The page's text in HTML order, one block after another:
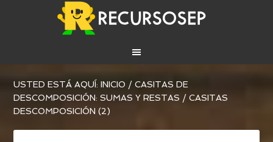
USTED ESTÁ AQUÍ:INICIO / CASITAS DE
DESCOMPOSICIÓN: SUMAS Y RESTAS / CASITAS
DESCOMPOSICIÓN (2)